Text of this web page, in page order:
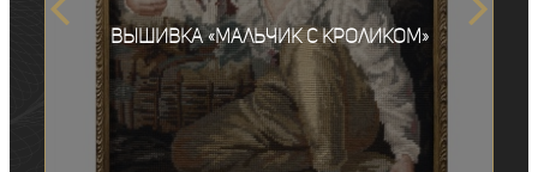
Вышивка «Мальчик с кроликом»